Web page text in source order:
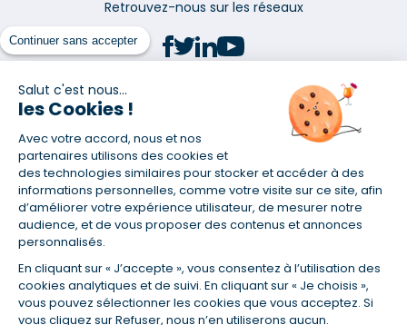
Continuer sans accepter
Salut c'est nous...
les Cookies !
Avec votre accord, nous et nos
partenaires utilisons des cookies et
des technologies similaires pour stocker et accéder à des
informations personnelles, comme votre visite sur ce site, afin
d’améliorer votre expérience utilisateur, de mesurer notre
audience, et de vous proposer des contenus et annonces
personnalisés.
En cliquant sur « J’accepte », vous consentez à l’utilisation des
cookies analytiques et de suivi. En cliquant sur « Je choisis »,
vous pouvez sélectionner les cookies que vous acceptez. Si
vous cliquez sur Refuser, nous n’en utiliserons aucun.
Retrouvez-nous sur les réseaux
(1) Taux fixe national hors assurance et selon votre profil
(2) Économie de 65 % pour l'assurance d'un prêt amortissable de 330
457,23 € à 0,90 % sur 19,5 ans, accordé à un salarié non cadre assuré à
100 % (décès, PTIA, IPP, ITT, IPP) âgé de 36 ans fumeur et une personne
salariée non cadre assurée à 100 % (décès, PTIA, IPP, ITT, IPP) âgée de 35
ans et non-fumeur, tous deux sans risque médical connu. Au
14/07/2019, coût de l'assurance proposée par la banque 179,08 €/mois
en moyenne contre 64,60 €/mois en moyenne au 14/07/2022 avec
Empruntis.com (TAEA : 0,44 %, coût total de l'assurance : 15 117,65 €).
(3) Taux minimum pour un crédit consommation d'un montant fixé entre
5 000 et 20 000 euros, selon profil et durée.
(4) La diminution du montant des mensualités entraîne l'allongement
de la durée de remboursement ainsi que la hausse du coût total du